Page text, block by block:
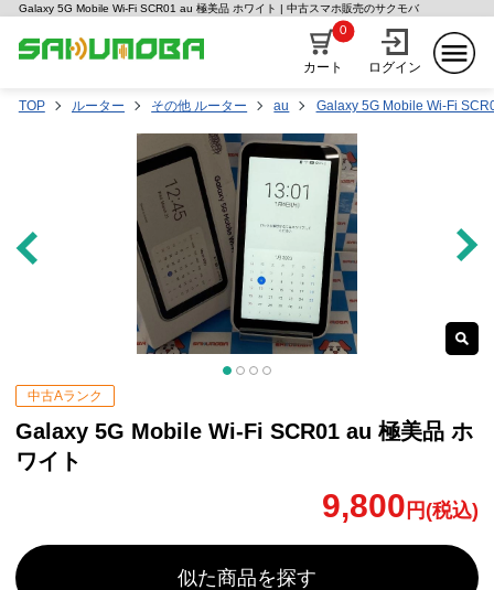
Galaxy 5G Mobile Wi-Fi SCR01 au 極美品 ホワイト | 中古スマホ販売のサクモバ
カート
0
ログイン
TOP ルーター その他 ルーター au Galaxy 5G Mobile Wi-Fi
中古Aランク
Galaxy 5G Mobile Wi-Fi SCR01 au 極美品 ホ
ワイト
9,800 円(税込)
似た商品を探す